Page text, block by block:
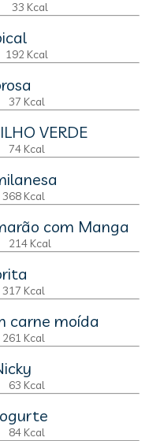
33 Kcal
192 Kcal
37 Kcal
VERDE
74 Kcal
368 Kcal
com Manga
214 Kcal
317 Kcal
carne moída
261 Kcal
63 Kcal
84 Kcal